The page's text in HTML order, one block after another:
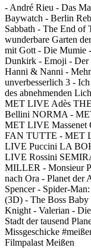
- André Rieu - Das
Baywatch - Berlin
Sabbath - The End of
wunderbare Garten
mit Gott - Die Mumie
Dunkirk - Emoji - Der
Hanni & Nanni - Mehr
unverbesserlich 3 -
des abnehmenden
MET LIVE Adès
Bellini NORMA -
MET LIVE
FAN TUTTE - MET
LIVE Puccini LA
LIVE Rossini
MILLER - Monsieur
nach Ora - Planet der
Spencer - Spider-
(3D) - The Boss
Knight - Valerian -
Stadt der tausend
Missgeschicke
Filmpalast Meißen